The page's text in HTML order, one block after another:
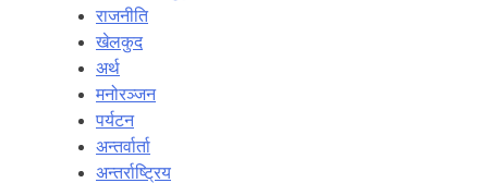
राजनीति
खेलकुद
अर्थ
मनोरञ्‍जन
पर्यटन
अन्तर्वार्ता
अन्तर्राष्‍ट्रिय